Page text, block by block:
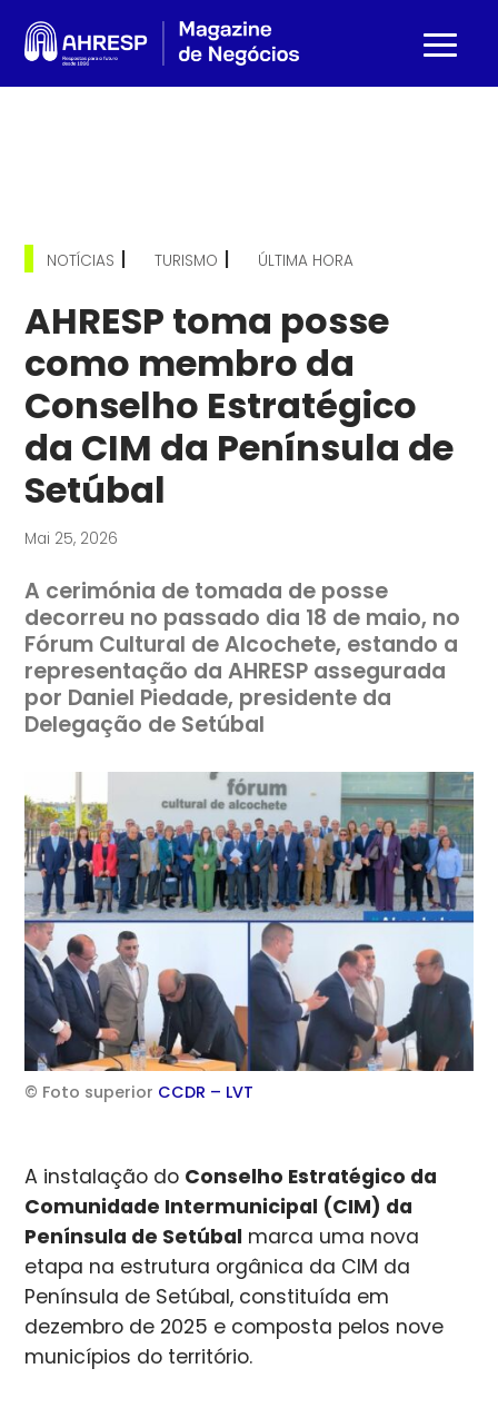
NOTÍCIAS | TURISMO | ÚLTIMA HORA
AHRESP toma posse
como membro da
Conselho Estratégico
da CIM da Península de
Setúbal
Mai 25, 2026
A cerimónia de tomada de posse
decorreu no passado dia 18 de maio, no
Fórum Cultural de Alcochete, estando a
representação da AHRESP assegurada
por Daniel Piedade, presidente da
Delegação de Setúbal
© Foto superior CCDR – LVT
A instalação do Conselho Estratégico da
Comunidade Intermunicipal (CIM) da
Península de Setúbal marca uma nova
etapa na estrutura orgânica da CIM da
Península de Setúbal, constituída em
dezembro de 2025 e composta pelos nove
municípios do território.